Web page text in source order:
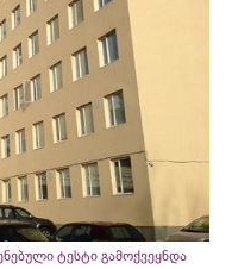
ტესტი გამოქვეყნდა